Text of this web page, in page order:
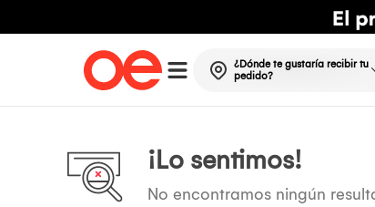
¿Dónde te gustaría recibir tu
pedido?
¡Lo sentimos!
No encontramos ningún